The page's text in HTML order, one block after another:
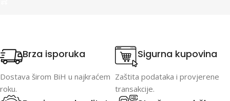
Brza isporuka
Dostava širom BiH u najkraćem
roku.
Sigurna kupovina
Zaštita podataka i provjerene
transakcije.